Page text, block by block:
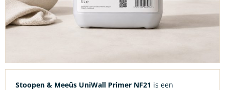
Stoopen & Meeûs UniWall Primer NF21 is een